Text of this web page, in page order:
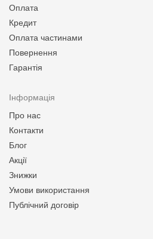
Оплата
Кредит
Оплата частинами
Повернення
Гарантія
Інформація
Про нас
Контакти
Блог
Акції
Знижки
Умови використання
Публічний договір